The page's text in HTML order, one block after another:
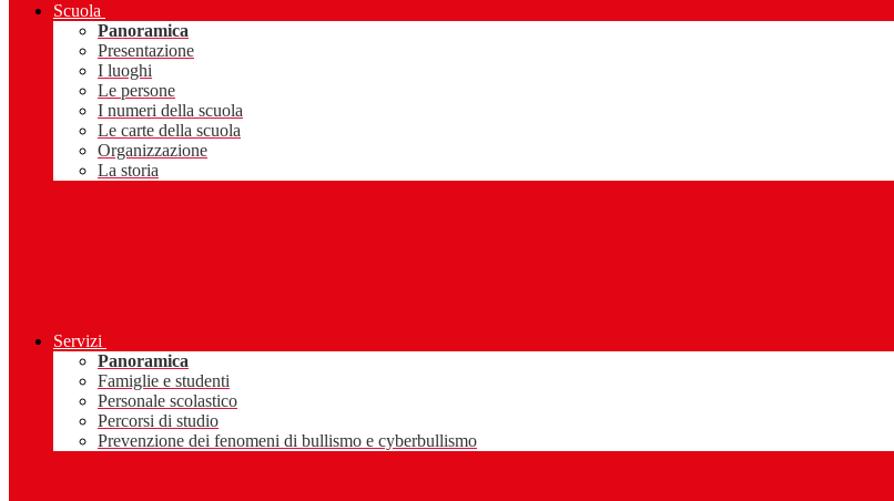
Scuola
Panoramica
Presentazione
I luoghi
Le persone
I numeri della scuola
Le carte della scuola
Organizzazione
La storia
Servizi
Panoramica
Famiglie e studenti
Personale scolastico
Percorsi di studio
Prevenzione dei fenomeni di bullismo e cyberbullismo